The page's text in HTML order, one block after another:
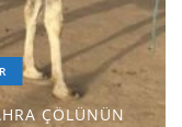
ÇÖLÜNÜN